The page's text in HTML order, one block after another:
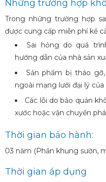
Những trường hợp
Trong những trường hợp
được cung cấp miễn phí kể
Sai hỏng do quá
hướng dẫn của nhà sản
Sản phẩm bị tháo
ngoài mạng lưới đại lý
Các lỗi do bảo quản
xước hoặc vận chuyển
Thời gian bảo hành:
03 năm (Phần khung sườn,
Thời gian áp dụng